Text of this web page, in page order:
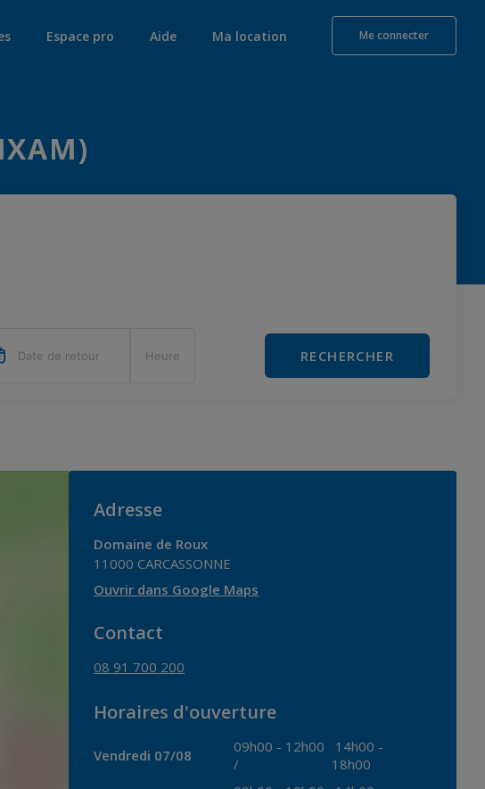
Espace pro Aide Ma location Me connecter
RECHERCHER
Adresse
Domaine de Roux
11000 CARCASSONNE
Ouvrir dans Google Maps
Contact
08 91 700 200
Horaires d'ouverture
Vendredi 07/08 09h00 - 12h00
/
14h00 -
18h00